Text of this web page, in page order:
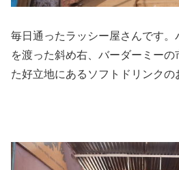
毎日通ったラッシー屋さんです。
を渡った斜め右、バーダーミー
た好立地にあるソフトドリンクの